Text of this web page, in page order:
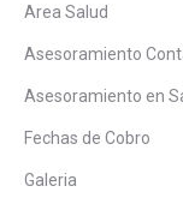
Area Salud
Asesoramiento
Asesoramiento en
Fechas de Cobro
Galeria